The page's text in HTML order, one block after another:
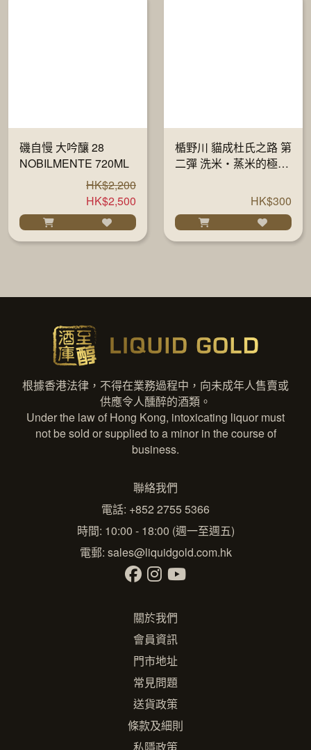
磯自慢 大吟釀 28
NOBILMENTE 720ML
HK$2,200
HK$2,500
楯野川 貓成杜氏之路 第
二彈 洗米・蒸米的極意
HK$300
根據香港法律，不得在業務過程中，向未成年人售賣或
供應令人醺醉的酒類。
Under the law of Hong Kong, intoxicating liquor must
not be sold or supplied to a minor in the course of
business.
聯絡我們
電話: +852 2755 5366
時間: 10:00 - 18:00 (週一至週五)
電郵: sales@liquidgold.com.hk
關於我們
會員資訊
門市地址
常見問題
送貨政策
條款及細則